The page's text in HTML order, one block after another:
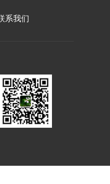
系我们